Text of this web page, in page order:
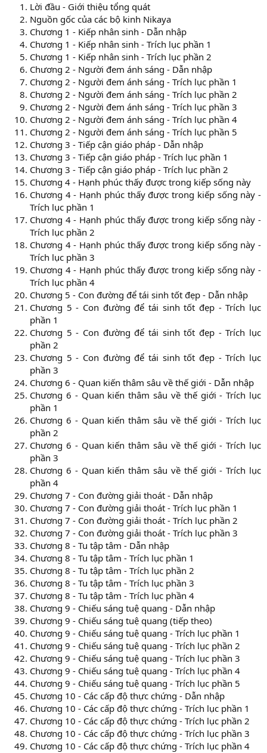
Lời đầu - Giới thiệu tổng quát
Nguồn gốc của các bộ kinh Nikaya
Chương 1 - Kiếp nhân sinh - Dẫn nhập
Chương 1 - Kiếp nhân sinh - Trích lục phần 1
Chương 1 - Kiếp nhân sinh - Trích lục phần 2
Chương 2 - Người đem ánh sáng - Dẫn nhập
Chương 2 - Người đem ánh sáng - Trích lục phần 1
Chương 2 - Người đem ánh sáng - Trích lục phần 2
Chương 2 - Người đem ánh sáng - Trích lục phần 3
Chương 2 - Người đem ánh sáng - Trích lục phần 4
Chương 2 - Người đem ánh sáng - Trích lục phần 5
Chương 3 - Tiếp cận giáo pháp - Dẫn nhập
Chương 3 - Tiếp cận giáo pháp - Trích lục phần 1
Chương 3 - Tiếp cận giáo pháp - Trích lục phần 2
Chương 4 - Hạnh phúc thấy được trong kiếp sống này
Chương 4 - Hạnh phúc thấy được trong kiếp sống này -
Trích lục phần 1
Chương 4 - Hạnh phúc thấy được trong kiếp sống này -
Trích lục phần 2
Chương 4 - Hạnh phúc thấy được trong kiếp sống này -
Trích lục phần 3
Chương 4 - Hạnh phúc thấy được trong kiếp sống này -
Trích lục phần 4
Chương 5 - Con đường để tái sinh tốt đẹp - Dẫn nhập
Chương 5 - Con đường để tái sinh tốt đẹp - Trích lục
phần 1
Chương 5 - Con đường để tái sinh tốt đẹp - Trích lục
phần 2
Chương 5 - Con đường để tái sinh tốt đẹp - Trích lục
phần 3
Chương 6 - Quan kiến thâm sâu về thế giới - Dẫn nhập
Chương 6 - Quan kiến thâm sâu về thế giới - Trích lục
phần 1
Chương 6 - Quan kiến thâm sâu về thế giới - Trích lục
phần 2
Chương 6 - Quan kiến thâm sâu về thế giới - Trích lục
phần 3
Chương 6 - Quan kiến thâm sâu về thế giới - Trích lục
phần 4
Chương 7 - Con đường giải thoát - Dẫn nhập
Chương 7 - Con đường giải thoát - Trích lục phần 1
Chương 7 - Con đường giải thoát - Trích lục phần 2
Chương 7 - Con đường giải thoát - Trích lục phần 3
Chương 8 - Tu tập tâm - Dẫn nhập
Chương 8 - Tu tập tâm - Trích lục phần 1
Chương 8 - Tu tập tâm - Trích lục phần 2
Chương 8 - Tu tập tâm - Trích lục phần 3
Chương 8 - Tu tập tâm - Trích lục phần 4
Chương 9 - Chiếu sáng tuệ quang - Dẫn nhập
Chương 9 - Chiếu sáng tuệ quang (tiếp theo)
Chương 9 - Chiếu sáng tuệ quang - Trích lục phần 1
Chương 9 - Chiếu sáng tuệ quang - Trích lục phần 2
Chương 9 - Chiếu sáng tuệ quang - Trích lục phần 3
Chương 9 - Chiếu sáng tuệ quang - Trích lục phần 4
Chương 9 - Chiếu sáng tuệ quang - Trích lục phần 5
Chương 10 - Các cấp độ thực chứng - Dẫn nhập
Chương 10 - Các cấp độ thực chứng - Trích lục phần 1
Chương 10 - Các cấp độ thực chứng - Trích lục phần 2
Chương 10 - Các cấp độ thực chứng - Trích lục phần 3
Chương 10 - Các cấp độ thực chứng - Trích lục phần 4